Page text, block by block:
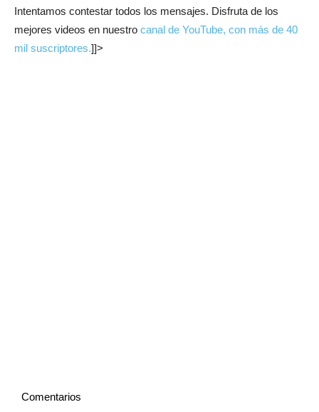
Intentamos contestar todos los mensajes. Disfruta de los
mejores videos en nuestro canal de YouTube, con más de 40
mil suscriptores.]]>
Comentarios